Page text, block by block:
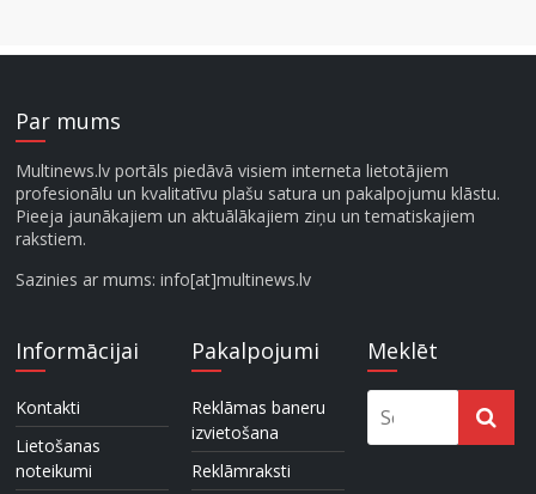
Par mums
Multinews.lv portāls piedāvā visiem interneta lietotājiem
profesionālu un kvalitatīvu plašu satura un pakalpojumu klāstu.
Pieeja jaunākajiem un aktuālākajiem ziņu un tematiskajiem
rakstiem.
Sazinies ar mums: info[at]multinews.lv
Informācijai
Kontakti
Lietošanas
noteikumi
Pakalpojumi
Reklāmas baneru
izvietošana
Reklāmraksti
Meklēt